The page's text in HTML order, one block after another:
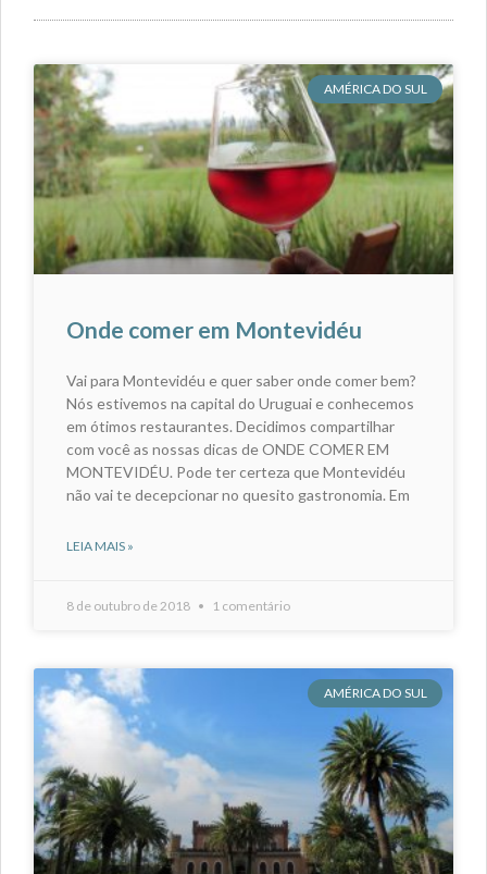
AMÉRICA DO SUL
Onde comer em Montevidéu
Vai para Montevidéu e quer saber onde comer bem?
Nós estivemos na capital do Uruguai e conhecemos
em ótimos restaurantes. Decidimos compartilhar
com você as nossas dicas de ONDE COMER EM
MONTEVIDÉU. Pode ter certeza que Montevidéu
não vai te decepcionar no quesito gastronomia. Em
LEIA MAIS »
8 de outubro de 2018 1 comentário
AMÉRICA DO SUL